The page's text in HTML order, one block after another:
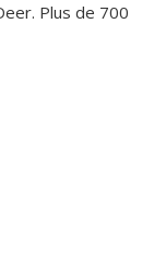
Plus de 700